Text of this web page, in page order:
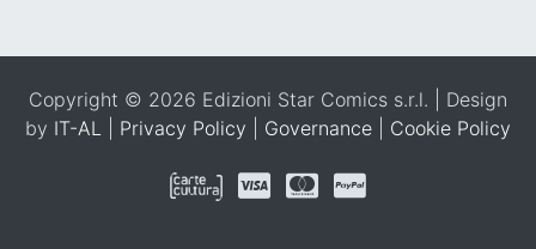
Copyright © 2026 Edizioni Star Comics s.r.l. | Design
by IT-AL Privacy Policy Governance Cookie Policy